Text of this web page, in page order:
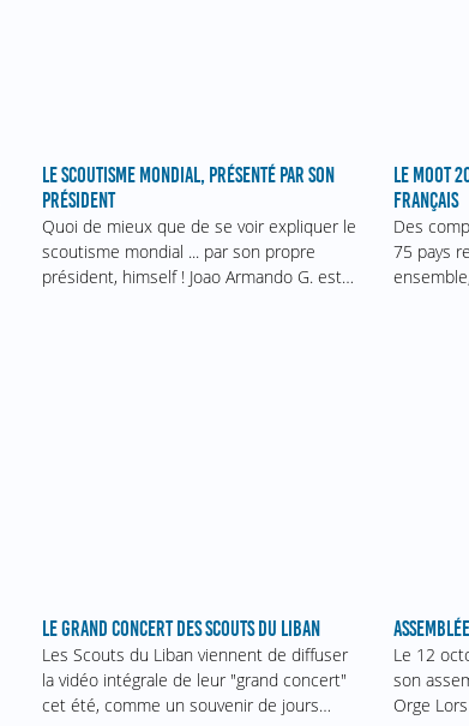
LE SCOUTISME MONDIAL, PRÉSENTÉ PAR SON
PRÉSIDENT
Quoi de mieux que de se voir expliquer le
scoutisme mondial ... par son propre
président, himself ! Joao Armando G. est…
LE MOOT
FRANÇAIS
Des
75 pays
LE GRAND CONCERT DES SCOUTS DU LIBAN
Les Scouts du Liban viennent de diffuser
la vidéo intégrale de leur "grand concert"
cet été, comme un souvenir de jours…
Le 12
son
Orge